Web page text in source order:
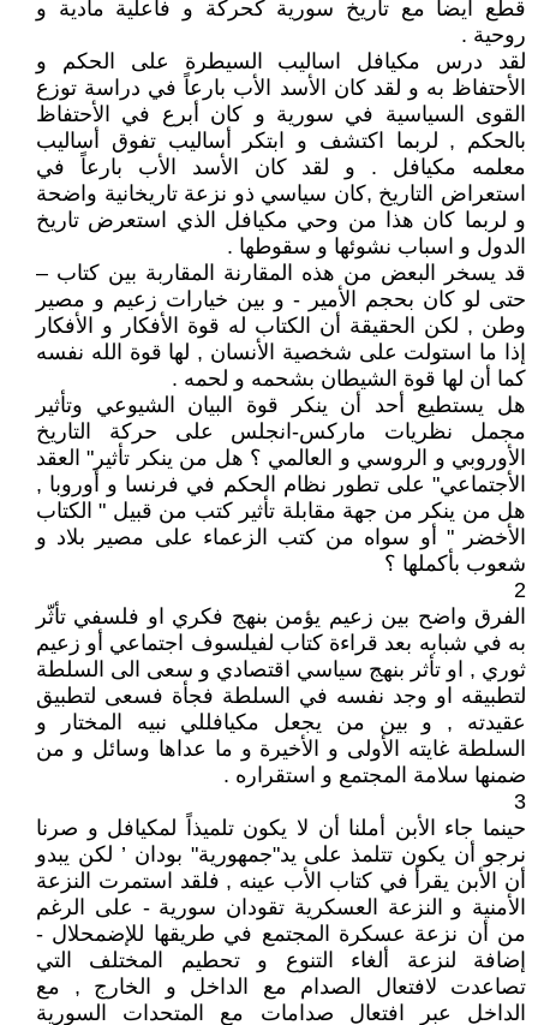
قطع ايضاً مع تاريخ سورية كحركة و فاعلية مادية و
روحية .
لقد درس مكيافل اساليب السيطرة على الحكم و
الأحتفاظ به و لقد كان الأسد الأب بارعاً في دراسة توزع
القوى السياسية في سورية و كان أبرع في الأحتفاظ
بالحكم , لربما اكتشف و ابتكر أساليب تفوق أساليب
معلمه مكيافل . و لقد كان الأسد الأب بارعاً في
استعراض التاريخ ,كان سياسي ذو نزعة تاريخانية واضحة
و لربما كان هذا من وحي مكيافل الذي استعرض تاريخ
الدول و اسباب نشوئها و سقوطها .
قد يسخر البعض من هذه المقارنة المقاربة بين كتاب –
حتى لو كان بحجم الأمير - و بين خيارات زعيم و مصير
وطن , لكن الحقيقة أن الكتاب له قوة الأفكار و الأفكار
إذا ما استولت على شخصية الأنسان , لها قوة الله نفسه
كما أن لها قوة الشيطان بشحمه و لحمه .
هل يستطيع أحد أن ينكر قوة البيان الشيوعي وتأثير
مجمل نظريات ماركس-انجلس على حركة التاريخ
الأوروبي و الروسي و العالمي ؟ هل من ينكر تأثير" العقد
الأجتماعي" على تطور نظام الحكم في فرنسا و أوروبا ,
هل من ينكر من جهة مقابلة تأثير كتب من قبيل " الكتاب
الأخضر " أو سواه من كتب الزعماء على مصير بلاد و
شعوب بأكملها ؟
2
الفرق واضح بين زعيم يؤمن بنهج فكري او فلسفي تأثّر
به في شبابه بعد قراءة كتاب لفيلسوف اجتماعي أو زعيم
ثوري , او تأثر بنهج سياسي اقتصادي و سعى الى السلطة
لتطبيقه او وجد نفسه في السلطة فجأة فسعى لتطبيق
عقيدته , و بين من يجعل مكيافللي نبيه المختار و
السلطة غايته الأولى و الأخيرة و ما عداها وسائل و من
ضمنها سلامة المجتمع و استقراره .
3
حينما جاء الأبن أملنا أن لا يكون تلميذاً لمكيافل و صرنا
نرجو أن يكون تتلمذ على يد"جمهورية" بودان ’ لكن يبدو
أن الأبن يقرأ في كتاب الأب عينه , فلقد استمرت النزعة
الأمنية و النزعة العسكرية تقودان سورية - على الرغم
من أن نزعة عسكرة المجتمع في طريقها للإضمحلال -
إضافة لنزعة ألغاء التنوع و تحطيم المختلف التي
تصاعدت لافتعال الصدام مع الداخل و الخارج , مع
الداخل عبر افتعال صدامات مع المتحدات السورية